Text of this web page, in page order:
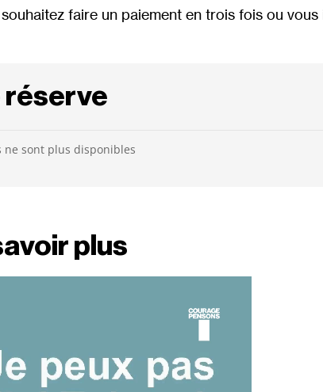
faire un paiement en trois fois ou
réserve
ne sont plus disponibles
plus